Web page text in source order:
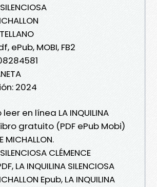
ePub, MOBI, FB2
2024
en línea LA INQUILINA
gratuito (PDF ePub Mobi)
MICHALLON.
CLÉMENCE
LA INQUILINA SILENCIOSA
Epub, LA INQUILINA